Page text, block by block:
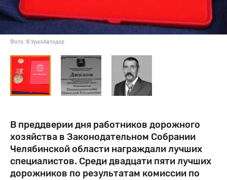
Фото: © УралАвтодор
В преддверии дня работников дорожного
хозяйства в Законодательном Собрании
Челябинской области награждали лучших
специалистов. Среди двадцати пяти лучших
дорожников по результатам комиссии по